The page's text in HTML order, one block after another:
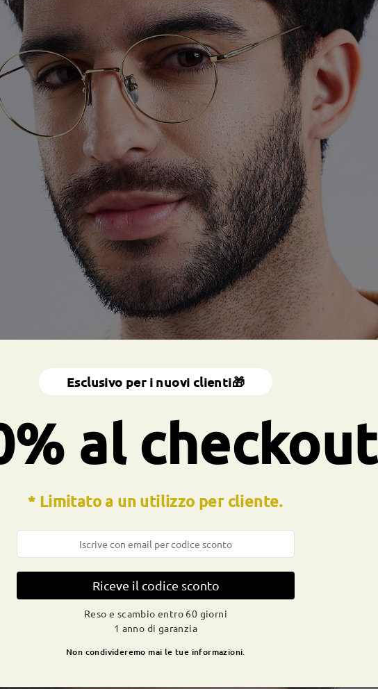
Esclusivo per i nuovi clienti🎁
al checkout
* Limitato a un utilizzo per cliente.
Riceve il codice sconto
Reso e scambio entro 60 giorni
1 anno di garanzia
Non condivideremo mai le tue informazioni.